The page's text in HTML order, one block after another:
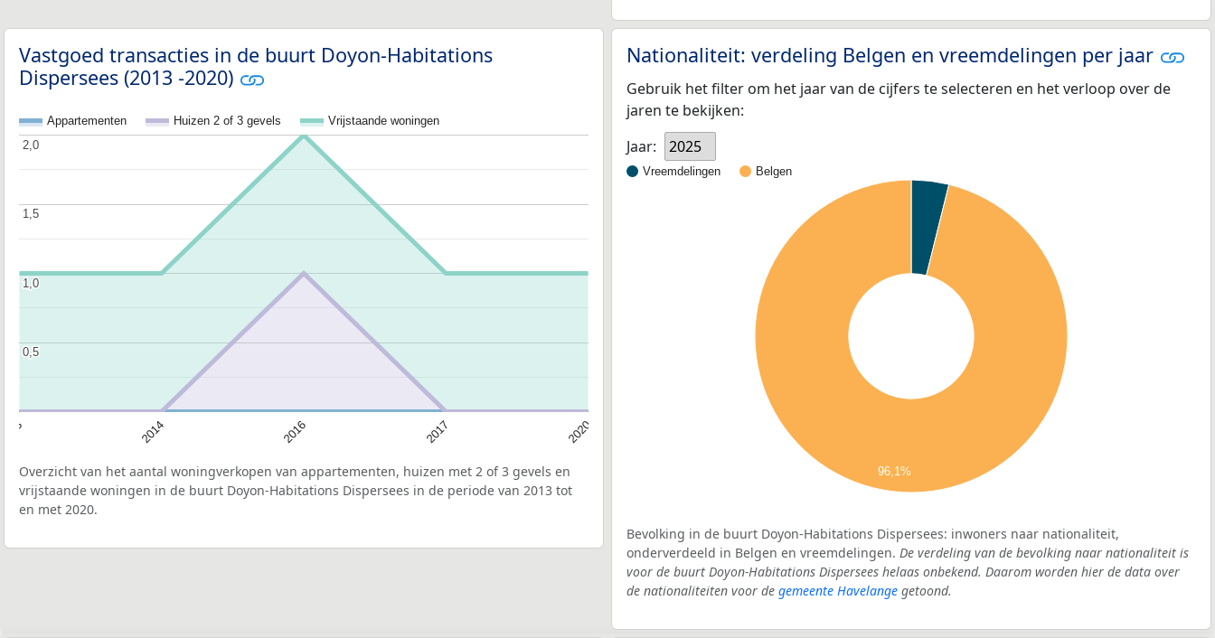
Vastgoed transacties in de buurt Doyon-Habitations
Dispersees (2013 -2020)
Appartementen Huizen 2 of 3 gevels Vrijstaande woningen
2014 2016 2017 2020
0,5
0,5
1,0
1,0
1,5
1,5
2,0
2,0
Overzicht van het aantal woningverkopen van appartementen, huizen met 2 of 3 gevels en
vrijstaande woningen in de buurt Doyon-Habitations Dispersees in de periode van 2013 tot
en met 2020.
Nationaliteit: verdeling Belgen en vreemdelingen per jaar
Gebruik het filter om het jaar van de cijfers te selecteren en het verloop over de
jaren te bekijken:
Jaar:
2025
Vreemdelingen Belgen
96,1%
Bevolking in de buurt Doyon-Habitations Dispersees: inwoners naar nationaliteit,
onderverdeeld in Belgen en vreemdelingen. De verdeling van de bevolking naar nationaliteit is
voor de buurt Doyon-Habitations Dispersees helaas onbekend. Daarom worden hier de data over
de nationaliteiten voor de gemeente Havelange getoond.